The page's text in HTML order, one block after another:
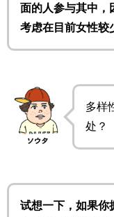
面的人参与其中，
考虑在目前女性较
多样
处？
试想一下，如果你